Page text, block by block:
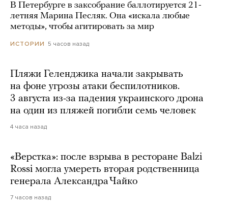
В Петербурге в заксобрание баллотируется 21-
летняя Марина Песляк. Она «искала любые
методы», чтобы агитировать за мир
ИСТОРИИ 5 часов назад
Пляжи Геленджика начали закрывать
на фоне угрозы атаки беспилотников.
3 августа из-за падения украинского дрона
на один из пляжей погибли семь человек
4 часа назад
«Верстка»: после взрыва в ресторане Balzi
Rossi могла умереть вторая родственница
генерала Александра Чайко
7 часов назад